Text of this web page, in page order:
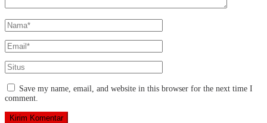
Save my name, email, and website in this browser for the next time I
comment.